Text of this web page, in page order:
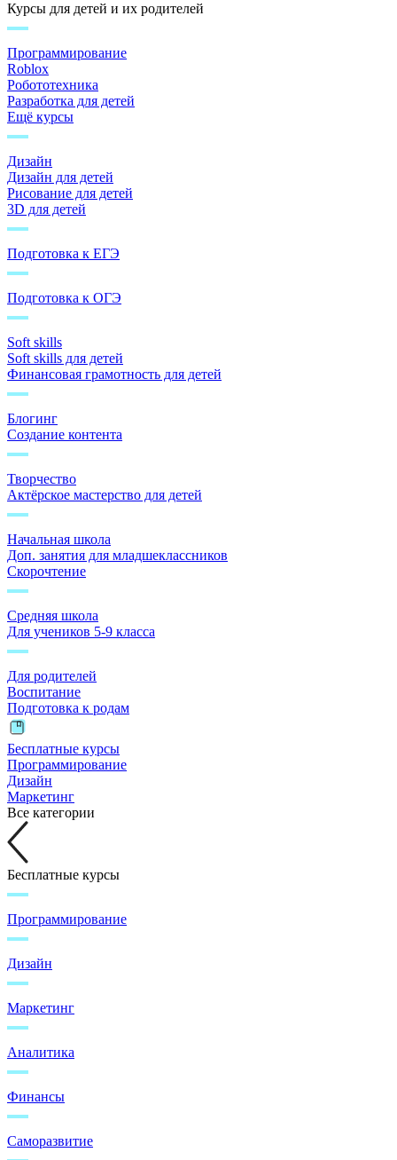
Курсы для детей и их родителей
Программирование
Roblox
Робототехника
Разработка для детей
Ещё курсы
Дизайн
Дизайн для детей
Рисование для детей
3D для детей
Подготовка к ЕГЭ
Подготовка к ОГЭ
Soft skills
Soft skills для детей
Финансовая грамотность для детей
Блогинг
Создание контента
Творчество
Актёрское мастерство для детей
Начальная школа
Доп. занятия для младшеклассников
Скорочтение
Средняя школа
Для учеников 5-9 класса
Для родителей
Воспитание
Подготовка к родам
Бесплатные курсы
Программирование
Дизайн
Маркетинг
Все категории
Бесплатные курсы
Программирование
Дизайн
Маркетинг
Аналитика
Финансы
Саморазвитие